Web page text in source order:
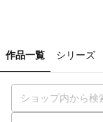
作品一覧 シリーズ